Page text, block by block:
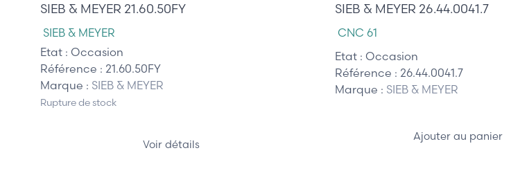
SIEB & MEYER 21.60.50FY
SIEB & MEYER
Etat : Occasion
Référence : 21.60.50FY
Marque : SIEB & MEYER
Rupture de stock
Voir détails
SIEB & MEYER 26.44.0041.7
CNC 61
Etat : Occasion
Référence : 26.44.0041.7
Marque : SIEB & MEYER
Ajouter au panier